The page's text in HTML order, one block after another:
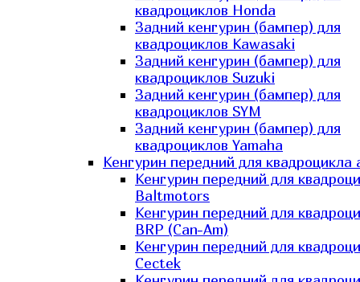
квадроциклов Honda
Задний кенгурин (бампер) для
квадроциклов Kawasaki
Задний кенгурин (бампер) для
квадроциклов Suzuki
Задний кенгурин (бампер) для
квадроциклов SYM
Задний кенгурин (бампер) для
квадроциклов Yamaha
Кенгурин передний для квадроцикла
Кенгурин передний для
Baltmotors
Кенгурин передний для
BRP (Can-Am)
Кенгурин передний для
Cectek